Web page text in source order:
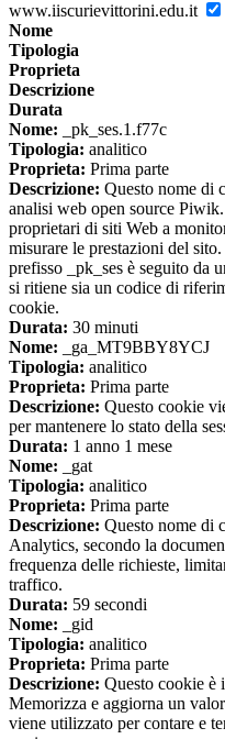
www.iiscurievittorini.edu.it
Nome
Tipologia
Proprieta
Descrizione
Durata
Nome: _pk_ses.1.f77c
Tipologia: analitico
Proprieta: Prima parte
Descrizione: Questo nome di
analisi web open source
proprietari di siti Web a
misurare le prestazioni del
prefisso _pk_ses è seguito da
si ritiene sia un codice di
cookie.
Durata: 30 minuti
Nome: _ga_MT9BBY8YCJ
Tipologia: analitico
Proprieta: Prima parte
Descrizione: Questo cookie
per mantenere lo stato della
Durata: 1 anno 1 mese
Nome: _gat
Tipologia: analitico
Proprieta: Prima parte
Descrizione: Questo nome di
Analytics, secondo la
frequenza delle richieste,
traffico.
Durata: 59 secondi
Nome: _gid
Tipologia: analitico
Proprieta: Prima parte
Descrizione: Questo cookie è
Memorizza e aggiorna un
viene utilizzato per contare e